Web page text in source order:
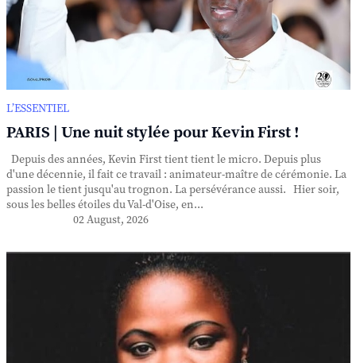
L’ESSENTIEL
PARIS | Une nuit stylée pour Kevin First !
Depuis des années, Kevin First tient tient le micro. Depuis plus
d'une décennie, il fait ce travail : animateur-maître de cérémonie. La
passion le tient jusqu'au trognon. La persévérance aussi. Hier soir,
sous les belles étoiles du Val-d'Oise, en...
02 August, 2026